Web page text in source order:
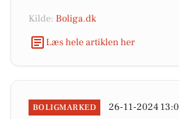
Kilde: Boliga.dk
Læs hele artiklen her
BOLIGMARKED 26-11-2024